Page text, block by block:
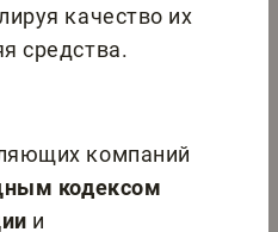
качество их
средства.
компаний
кодексом
и